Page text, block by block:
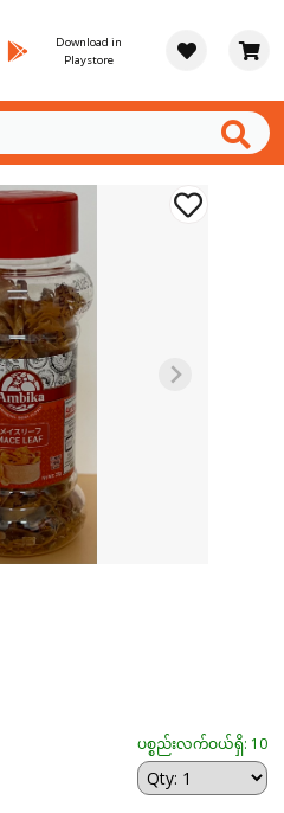
Download in
Playstore
ပစ္စည်းလက်ဝယ်ရှိ: 10